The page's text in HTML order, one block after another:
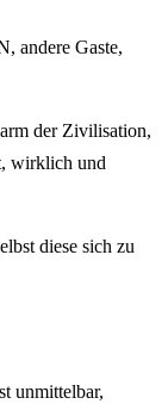
andere Gaste,
der Zivilisation,
wirklich und
diese sich zu
unmittelbar,